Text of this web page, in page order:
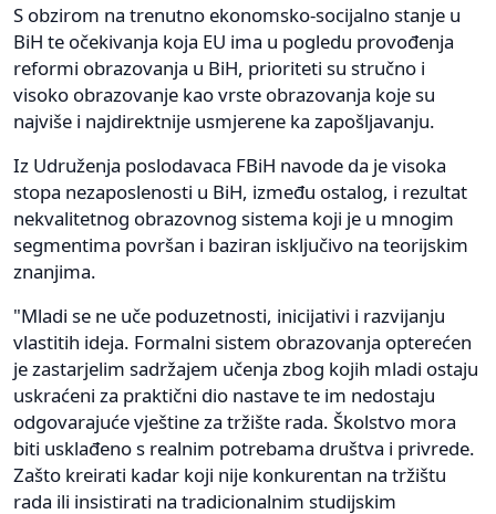
S obzirom na trenutno ekonomsko-socijalno stanje u
BiH te očekivanja koja EU ima u pogledu provođenja
reformi obrazovanja u BiH, prioriteti su stručno i
visoko obrazovanje kao vrste obrazovanja koje su
najviše i najdirektnije usmjerene ka zapošljavanju.
Iz Udruženja poslodavaca FBiH navode da je visoka
stopa nezaposlenosti u BiH, između ostalog, i rezultat
nekvalitetnog obrazovnog sistema koji je u mnogim
segmentima površan i baziran isključivo na teorijskim
znanjima.
"Mladi se ne uče poduzetnosti, inicijativi i razvijanju
vlastitih ideja. Formalni sistem obrazovanja opterećen
je zastarjelim sadržajem učenja zbog kojih mladi ostaju
uskraćeni za praktični dio nastave te im nedostaju
odgovarajuće vještine za tržište rada. Školstvo mora
biti usklađeno s realnim potrebama društva i privrede.
Zašto kreirati kadar koji nije konkurentan na tržištu
rada ili insistirati na tradicionalnim studijskim